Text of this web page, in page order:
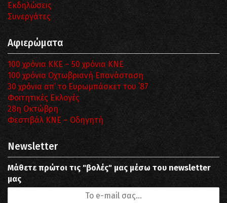
Εκδηλώσεις
Συνεργάτες
Αφιερώματα
100 χρόνια ΚΚΕ – 50 χρόνια ΚΝΕ
100 χρόνια Οχτωβριανή Επανάσταση
30 χρόνια απ’ το Ευρωμπάσκετ του ΄87
Φοιτητικές Εκλογές
28η Οκτώβρη
Φεστιβάλ ΚΝΕ – Οδηγητή
Newsletter
Μάθετε πρώτοι τις "βολές" μας μέσω του newsletter
μας